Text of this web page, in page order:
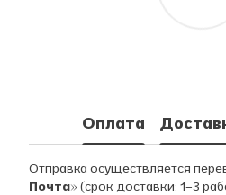
Оплата
Отправка осуществляется
Почта» (срок доставки: 1–3